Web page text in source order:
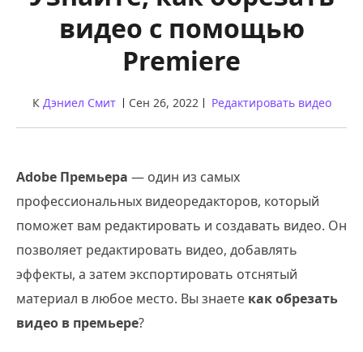
видео с помощью
Premiere
К Дэниел Смит Сен 26, 2022 Редактировать видео
Adobe Премьера — один из самых
профессиональных видеоредакторов, который
поможет вам редактировать и создавать видео. Он
позволяет редактировать видео, добавлять
эффекты, а затем экспортировать отснятый
материал в любое место. Вы знаете как обрезать
видео в премьере?